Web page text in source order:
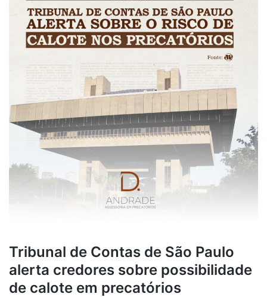
Tribunal de Contas de São Paulo
alerta credores sobre possibilidade
de calote em precatórios